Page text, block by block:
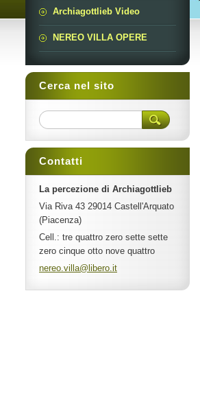
Archiagottlieb Video
NEREO VILLA OPERE
Cerca nel sito
Contatti
La percezione di Archiagottlieb
Via Riva 43 29014 Castell'Arquato
(Piacenza)
Cell.: tre quattro zero sette sette
zero cinque otto nove quattro
nereo.vi lla@libero.it